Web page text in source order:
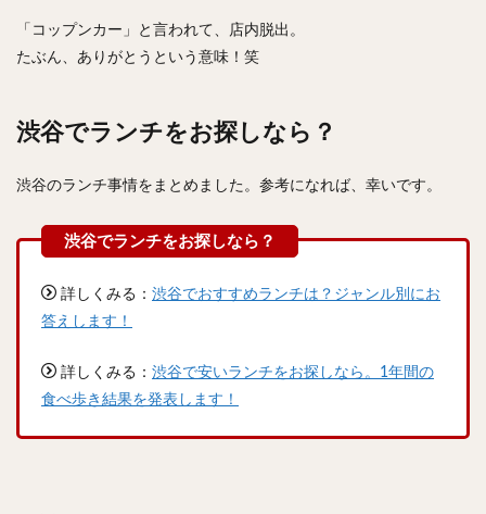
「コップンカー」と言われて、店内脱出。
たぶん、ありがとうという意味！笑
渋谷でランチをお探しなら？
渋谷のランチ事情をまとめました。参考になれば、幸いです。
詳しくみる： 渋谷でおすすめランチは？ジャンル別にお
答えします！
詳しくみる： 渋谷で安いランチをお探しなら。1年間の
食べ歩き結果を発表します！